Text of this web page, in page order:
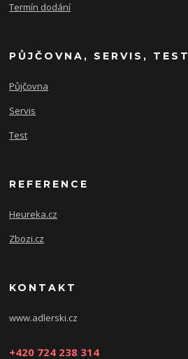
Termín dodání
PŮJČOVNA, SERVIS, TEST
Půjčovna
Servis
Test
REFERENCE
Heureka.cz
Zbozi.cz
KONTAKT
www.adlerski.cz
+420 724 238 314